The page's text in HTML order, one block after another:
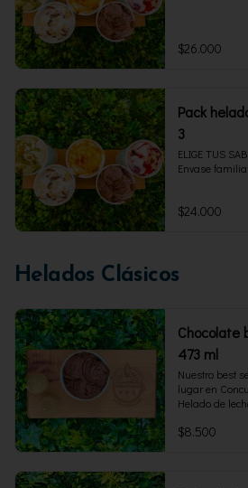
$26.000
Pack
3
ELIGE TUS
Envase
$24.000
Helados Clásicos
Chocolate
473 ml
Nuestro best
lugar en
Helado de
intensidad al
rinde 4
$8.500